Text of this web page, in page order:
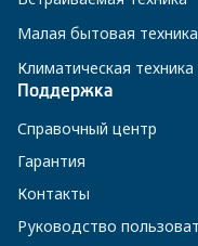
Малая бытовая техника
Климатическая техника
Поддержка
Справочный центр
Гарантия
Контакты
Руководство